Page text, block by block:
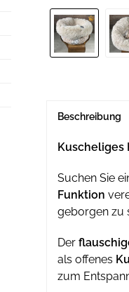
Beschreibung
Kuscheliges
Suchen Sie
Funktion
geborgen zu
Der
als offenes
zum